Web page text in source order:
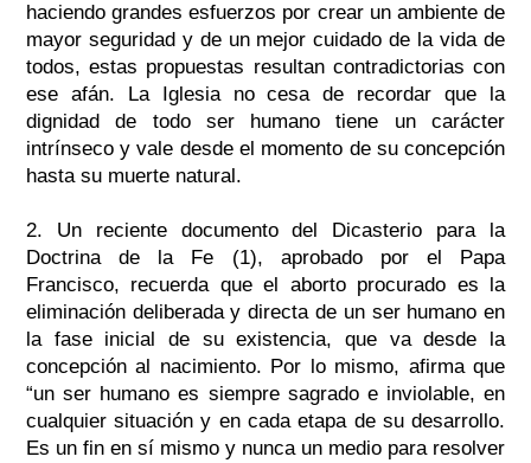
haciendo grandes esfuerzos por crear un ambiente de
mayor seguridad y de un mejor cuidado de la vida de
todos, estas propuestas resultan contradictorias con
ese afán. La Iglesia no cesa de recordar que la
dignidad de todo ser humano tiene un carácter
intrínseco y vale desde el momento de su concepción
hasta su muerte natural.
2. Un reciente documento del Dicasterio para la
Doctrina de la Fe (1), aprobado por el Papa
Francisco, recuerda que el aborto procurado es la
eliminación deliberada y directa de un ser humano en
la fase inicial de su existencia, que va desde la
concepción al nacimiento. Por lo mismo, afirma que
“un ser humano es siempre sagrado e inviolable, en
cualquier situación y en cada etapa de su desarrollo.
Es un fin en sí mismo y nunca un medio para resolver